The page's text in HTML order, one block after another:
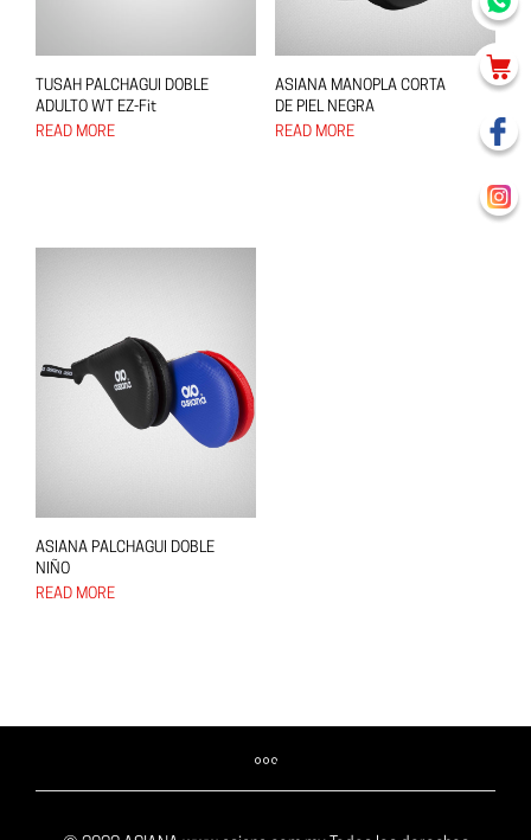
TUSAH PALCHAGUI DOBLE
ADULTO WT EZ-Fit
READ MORE
ASIANA MANOPLA CORTA
DE PIEL NEGRA
READ MORE
ASIANA PALCHAGUI DOBLE
NIÑO
READ MORE